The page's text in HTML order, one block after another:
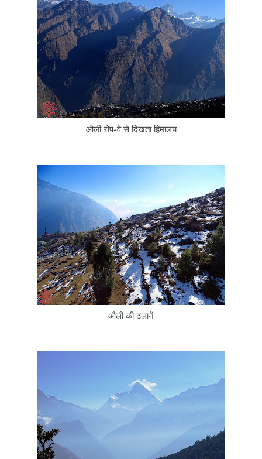
औली रोप-वे से दिखता हिमालय
औली की ढलानें